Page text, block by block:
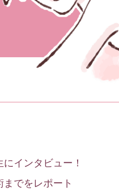
インタビュー！
でをレポート